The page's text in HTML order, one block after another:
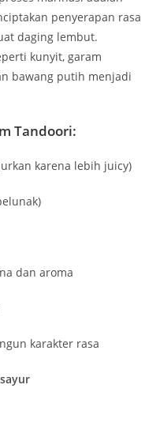
penyerapan rasa
daging lembut.
kunyit, garam
bawang putih menjadi
Tandoori:
karena lebih juicy)
dan aroma
karakter rasa